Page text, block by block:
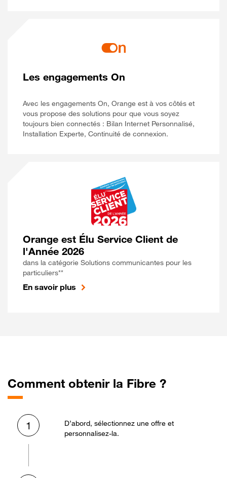
Les engagements On
Avec les engagements On, Orange est à vos côtés et
vous propose des solutions pour que vous soyez
toujours bien connectés : Bilan Internet Personnalisé,
Installation Experte, Continuité de connexion.
Orange est Élu Service Client de
l'Année 2026
dans la catégorie Solutions communicantes pour les
particuliers**
En savoir plus
Comment obtenir la Fibre ?
1
D’abord, sélectionnez une offre et
personnalisez-la.